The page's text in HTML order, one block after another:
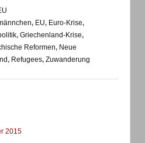
, EU, Euro-Krise,
, Griechenland-Krise,
Reformen, Neue
, Refugees, Zuwanderung
2015